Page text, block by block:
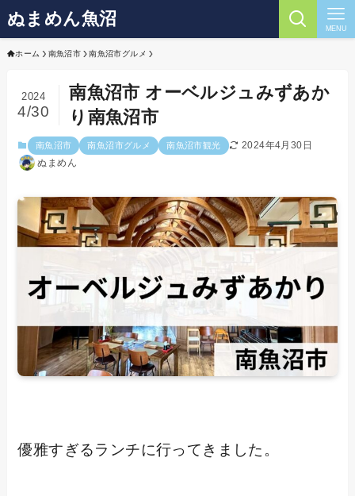
ぬまめん魚沼 MENU
ホーム 南魚沼市 南魚沼市グルメ
南魚沼市 オーベルジュみずあか
り南魚沼市
2024
4/30
南魚沼市 南魚沼市グルメ 南魚沼市観光
2024年4月30日
ぬまめん
優雅すぎるランチに行ってきました。